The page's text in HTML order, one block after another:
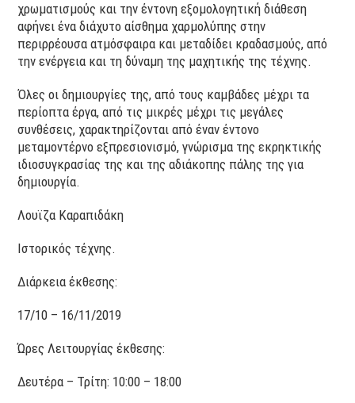
χρωματισμούς και την έντονη εξομολογητική διάθεση
αφήνει ένα διάχυτο αίσθημα χαρμολύπης στην
περιρρέουσα ατμόσφαιρα και μεταδίδει κραδασμούς, από
την ενέργεια και τη δύναμη της μαχητικής της τέχνης.
Όλες οι δημιουργίες της, από τους καμβάδες μέχρι τα
περίοπτα έργα, από τις μικρές μέχρι τις μεγάλες
συνθέσεις, χαρακτηρίζονται από έναν έντονο
μεταμοντέρνο εξπρεσιονισμό, γνώρισμα της εκρηκτικής
ιδιοσυγκρασίας της και της αδιάκοπης πάλης της για
δημιουργία.
Λουϊζα Καραπιδάκη
Ιστορικός τέχνης.
Διάρκεια έκθεσης:
17/10 – 16/11/2019
Ώρες Λειτουργίας έκθεσης:
Δευτέρα – Τρίτη: 10:00 – 18:00